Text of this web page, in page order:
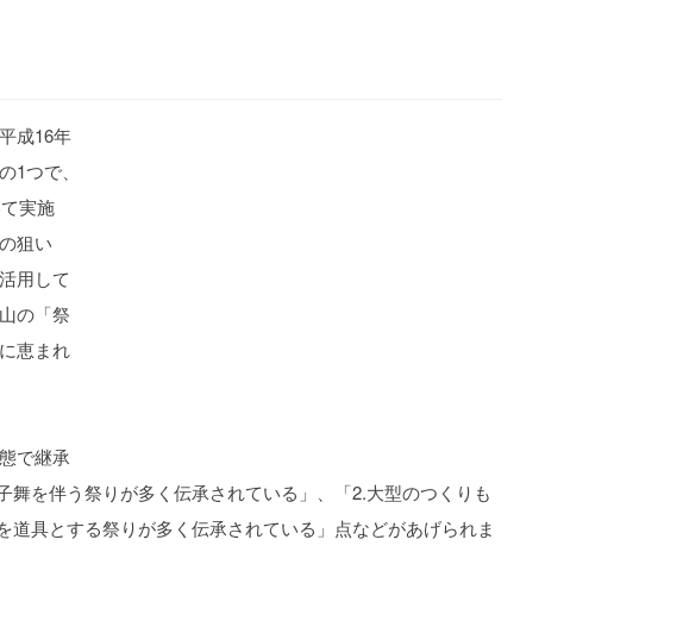
成16年
1つで、
実施
狙い
用して
の「祭
恵まれ
で継承
を伴う祭りが多く伝承されている」、「2.大型のつくりも
具とする祭りが多く伝承されている」点などがあげられま